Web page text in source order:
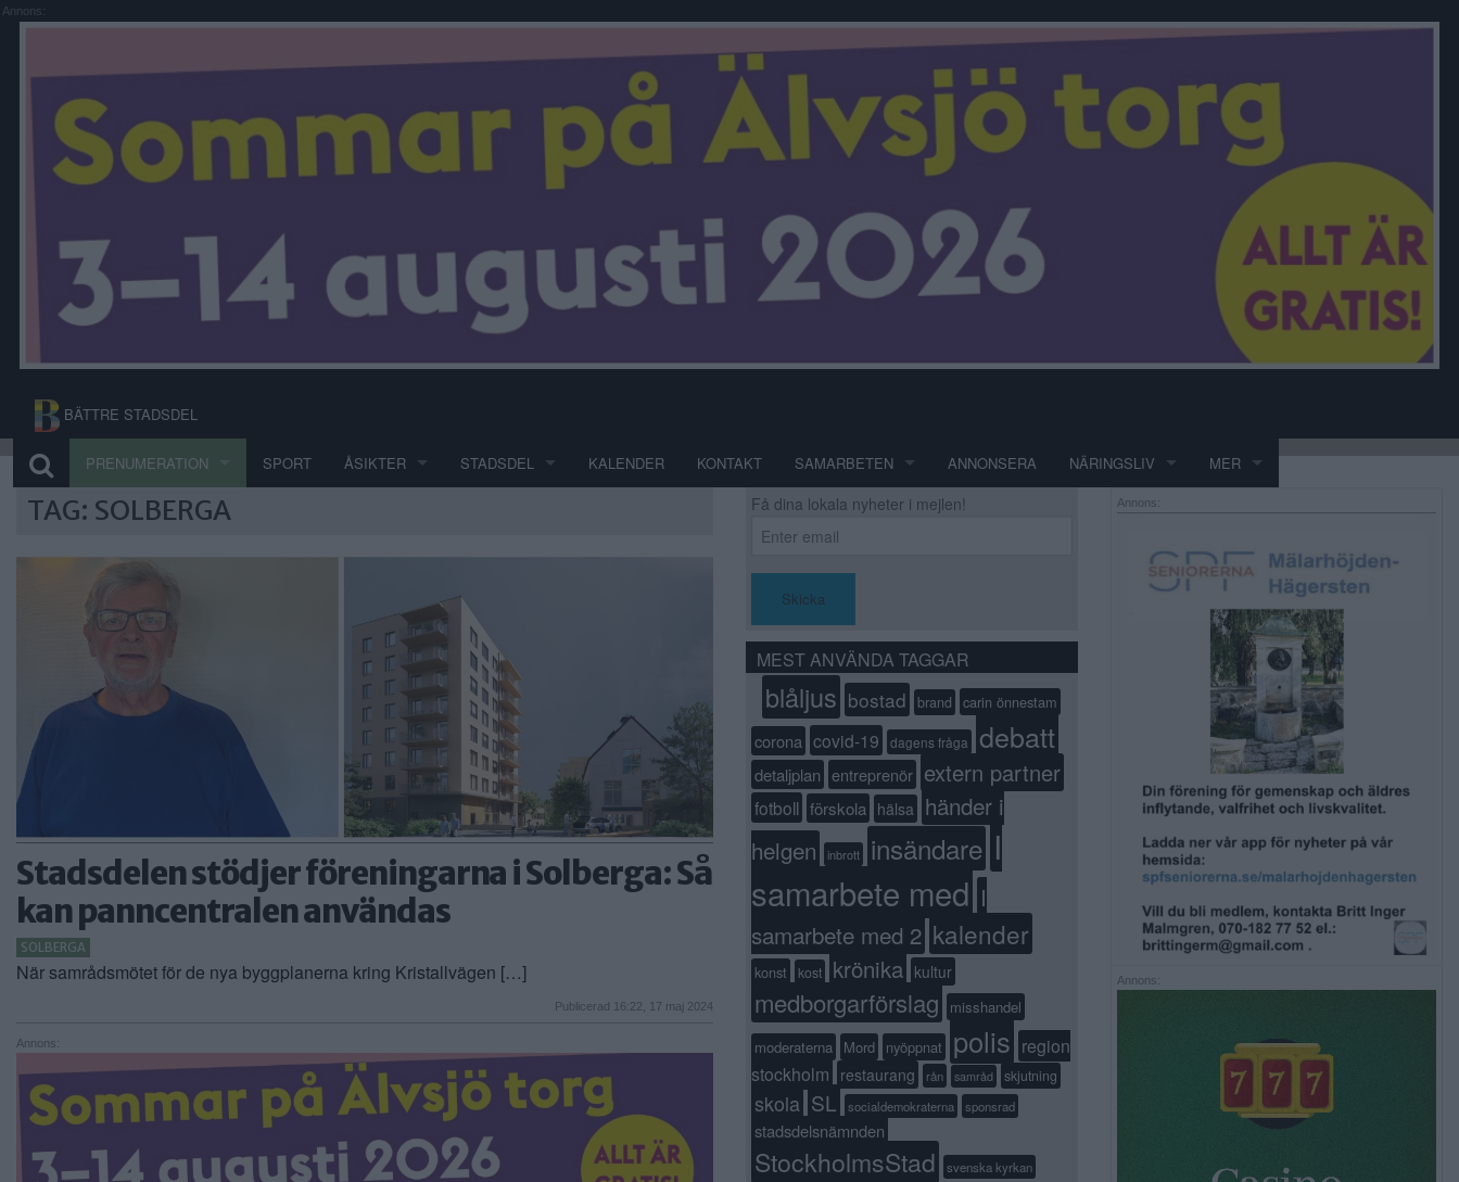
Annons:
BÄTTRE STADSDEL
PRENUMERATION SPORT ÅSIKTER STADSDEL KALENDER KONTAKT SAMARBETEN ANNONSERA NÄRINGSLIV MER
TAG: SOLBERGA
Stadsdelen stödjer föreningarna i Solberga: Så
kan panncentralen användas
SOLBERGA
När samrådsmötet för de nya byggplanerna kring Kristallvägen […]
Publicerad 16:22, 17 maj 2024
Annons:
Få dina lokala nyheter i mejlen!
Skicka
MEST ANVÄNDA TAGGAR
blåljus bostad brand carin önnestam
corona covid-19 dagens fråga debatt
detaljplan entreprenör extern partner
fotboll förskola hälsa händer i
helgen
inbrott insändare I
samarbete med I
samarbete med 2 kalender
konst kost krönika kultur
medborgarförslag
misshandel
moderaterna Mord nyöppnat polis region
stockholm restaurang rån samråd skjutning
skola SL socialdemokraterna sponsrad
stadsdelsnämnden
StockholmsStad svenska kyrkan
Annons:
Annons: